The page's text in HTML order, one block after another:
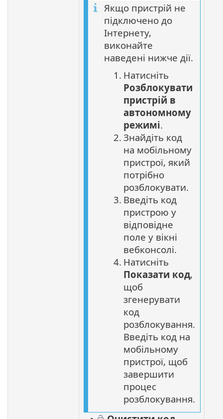
Якщо пристрій не
підключено до
Інтернету,
виконайте
наведені нижче дії.
1. Натисніть
Розблокувати
пристрій в
автономному
режимі.
2. Знайдіть код
на мобільному
пристрої, який
потрібно
розблокувати.
3. Введіть код
пристрою у
відповідне
поле у вікні
вебконсолі.
4. Натисніть
Показати код,
щоб
згенерувати
код
розблокування.
Введіть код на
мобільному
пристрої, щоб
завершити
процес
розблокування.